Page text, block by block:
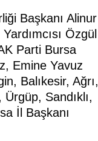
Başkanı Alinur
Özgül
Parti Bursa
Emine Yavuz
Balıkesir, Ağrı,
Sandıklı,
İl Başkanı